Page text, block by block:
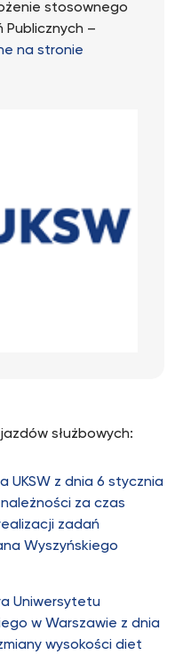
stosownego
Publicznych –
na stronie
służbowych:
UKSW z dnia 6 stycznia
za czas
zadań
Wyszyńskiego
Uniwersytetu
w Warszawie z dnia
wysokości diet